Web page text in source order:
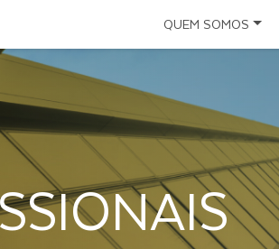
QUEM SOMOS
Políticas
Folder Institucional